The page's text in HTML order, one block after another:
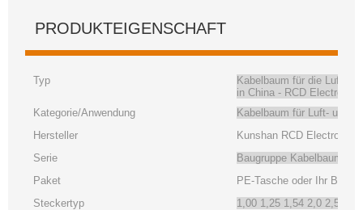
PRODUKTEIGENSCHAFT
Typ
Kabelbaum für die Luft-
in China - RCD Electronic
Kategorie/Anwendung
Kabelbaumfür Luft- und
Hersteller
Kunshan RCD Electronic
Serie
Baugruppe Kabelbaum
Paket
PE-Tasche oder Ihr Bedarf
Steckertyp
1,00 1,25 1,54 2,0 2,54